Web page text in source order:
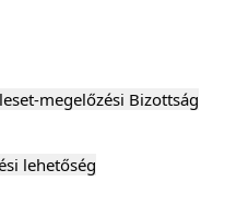
megelőzési Bizottság
lehetőség